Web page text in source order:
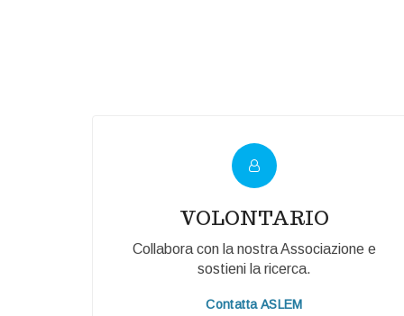
VOLONTARIO
Collabora con la nostra Associazione e
sostieni la ricerca.
Contatta ASLEM